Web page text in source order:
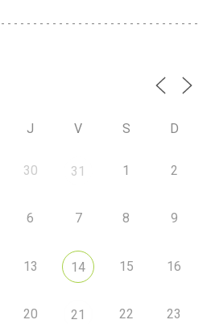
J V S D
30 31 1 2
6 7 8 9
13 14 15 16
20 21 22 23